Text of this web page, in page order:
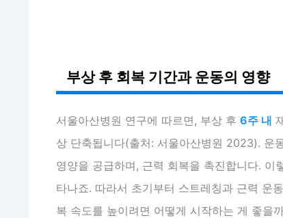
부상 후 회복 기간과 운동의 영향
서울아산병원 연구에 따르면, 부상 후 6주 내
상 단축됩니다(출처: 서울아산병원 2023). 운
영양을 공급하며, 근력 회복을 촉진합니다.
타나죠. 따라서 초기부터 스트레칭과 근력 운
복 속도를 높이려면 어떻게 시작하는 게 좋을